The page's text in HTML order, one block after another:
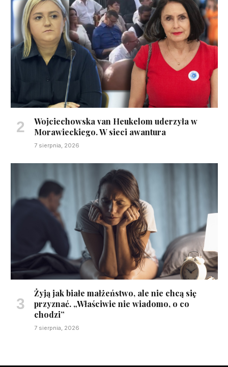
Wojciechowska van Heukelom uderzyła w
Morawieckiego. W sieci awantura
7 sierpnia, 2026
Żyją jak białe małżeństwo, ale nie chcą się
przyznać. „Właściwie nie wiadomo, o co
chodzi”
7 sierpnia, 2026